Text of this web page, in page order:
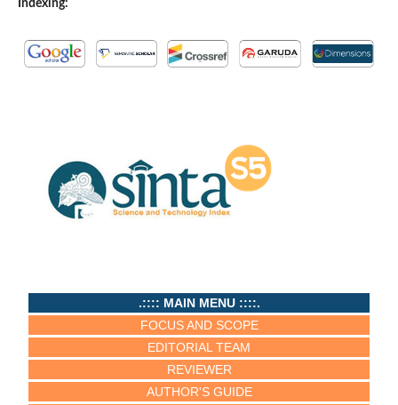
Indexing:
.:::: MAIN MENU ::::.
FOCUS AND SCOPE
EDITORIAL TEAM
REVIEWER
AUTHOR'S GUIDE